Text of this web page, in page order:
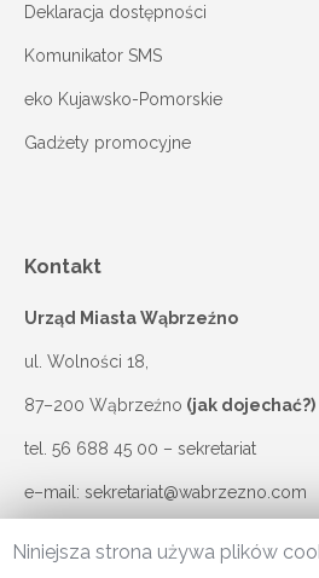
Deklaracja dostępności
Komunikator SMS
eko Kujawsko-Pomorskie
Gadżety promocyjne
Kontakt
Urząd Miasta Wąbrzeźno
ul. Wolności 18,
87–200 Wąbrzeźno (jak dojechać?)
tel. 56 688 45 00 – sekretariat
e–mail: sekretariat@wabrzezno.com
Niniejsza strona używa plików